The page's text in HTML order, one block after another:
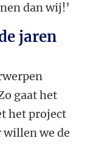
dan wij!’
jaren
gaat het
het project
willen we de